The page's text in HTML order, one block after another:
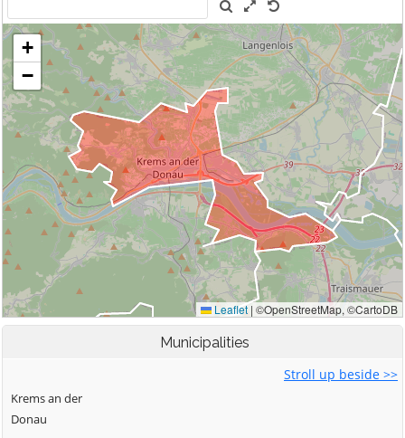
Municipalities
Stroll up beside >>
Krems an der
Donau